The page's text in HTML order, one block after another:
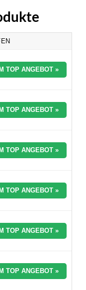
TOP ANGEBOT »
TOP ANGEBOT »
TOP ANGEBOT »
TOP ANGEBOT »
TOP ANGEBOT »
TOP ANGEBOT »